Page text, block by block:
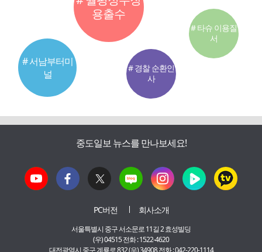
용출수
# 서남부터미
널
# 경찰 순환인
사
# 타슈 이용질
서
중도일보 뉴스를 만나보세요!
PC버전 회사소개
서울특별시 중구 서소문로 11길 2 효성빌딩
(우) 04515 전화 : 1522-4620